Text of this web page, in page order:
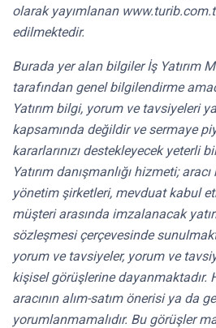
olarak yayımlanan
edilmektedir.
Burada yer alan bilgiler İş Yatırım
tarafından genel bilgilendirme
Yatırım bilgi, yorum ve tavsiyeleri
kapsamında değildir ve sermaye
kararlarınızı destekleyecek yeterli
Yatırım danışmanlığı hizmeti;
yönetim şirketleri, mevduat kabul
müşteri arasında imzalanacak
sözleşmesi çerçevesinde
yorum ve tavsiyeler, yorum ve
kişisel görüşlerine dayanmaktadır.
aracının alım-satım önerisi ya da
yorumlanmamalıdır. Bu görüşler